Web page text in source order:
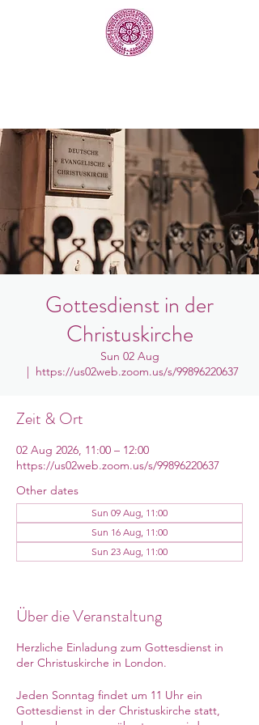
Gottesdienst in der
Christuskirche
Sun 02 Aug
  |
https://us02web.zoom.us/s/99896220637
Zeit & Ort
02 Aug 2026, 11:00 – 12:00
https://us02web.zoom.us/s/99896220637
Other dates
Sun 09 Aug, 11:00
Sun 16 Aug, 11:00
Sun 23 Aug, 11:00
Über die Veranstaltung
Herzliche Einladung zum Gottesdienst in
der Christuskirche in London.
Jeden Sonntag findet um 11 Uhr ein
Gottesdienst in der Christuskirche statt,